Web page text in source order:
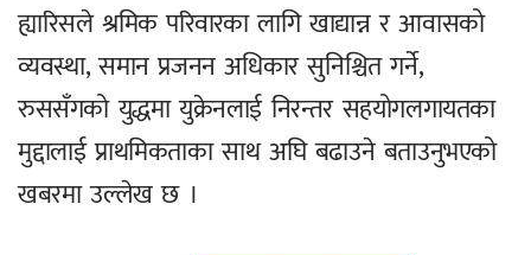
ह्यारिसले श्रमिक परिवारका लागि खाद्यान्न र आवासको
व्यवस्था, समान प्रजनन अधिकार सुनिश्चित गर्ने,
रुससँगको युद्धमा युक्रेनलाई निरन्तर सहयोगलगायतका
मुद्दालाई प्राथमिकताका साथ अघि बढाउने बताउनुभएको
खबरमा उल्लेख छ ।